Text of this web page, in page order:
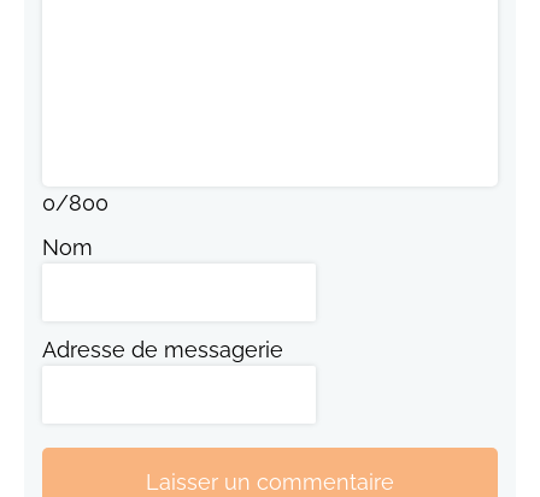
0/800
Nom
Adresse de messagerie
Laisser un commentaire